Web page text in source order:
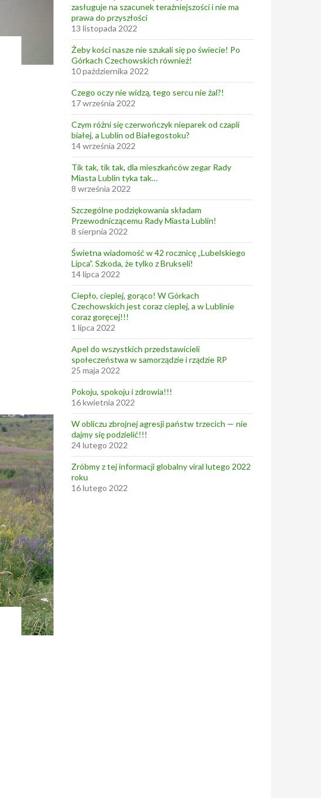
zasługuje na szacunek teraźniejszości i nie ma
prawa do przyszłości
13 listopada 2022
Żeby kości nasze nie szukali się po świecie! Po
Górkach Czechowskich również!
10 października 2022
Czego oczy nie widzą, tego sercu nie żal?!
17 września 2022
Czym różni się czerwończyk nieparek od czapli
białej, a Lublin od Białegostoku?
14 września 2022
Tik tak, tik tak, dla mieszkańców zegar Rady
Miasta Lublin tyka tak…
8 września 2022
Szczególne podziękowania składam
Przewodniczącemu Rady Miasta Lublin!
8 sierpnia 2022
Świetna wiadomość w 42 rocznicę „Lubelskiego
Lipca”. Szkoda, że tylko z Brukseli!
14 lipca 2022
Ciepło, cieplej, gorąco! W Górkach
Czechowskich jest coraz cieplej, a w Lublinie
coraz goręcej!!!
1 lipca 2022
Apel do wszystkich przedstawicieli
społeczeństwa w samorządzie i rządzie RP
25 maja 2022
Pokoju, spokoju i zdrowia!!!
16 kwietnia 2022
W obliczu zbrojnej agresji państw trzecich — nie
dajmy się podzielić!!!
24 lutego 2022
Zróbmy z tej informacji globalny viral lutego 2022
roku
16 lutego 2022